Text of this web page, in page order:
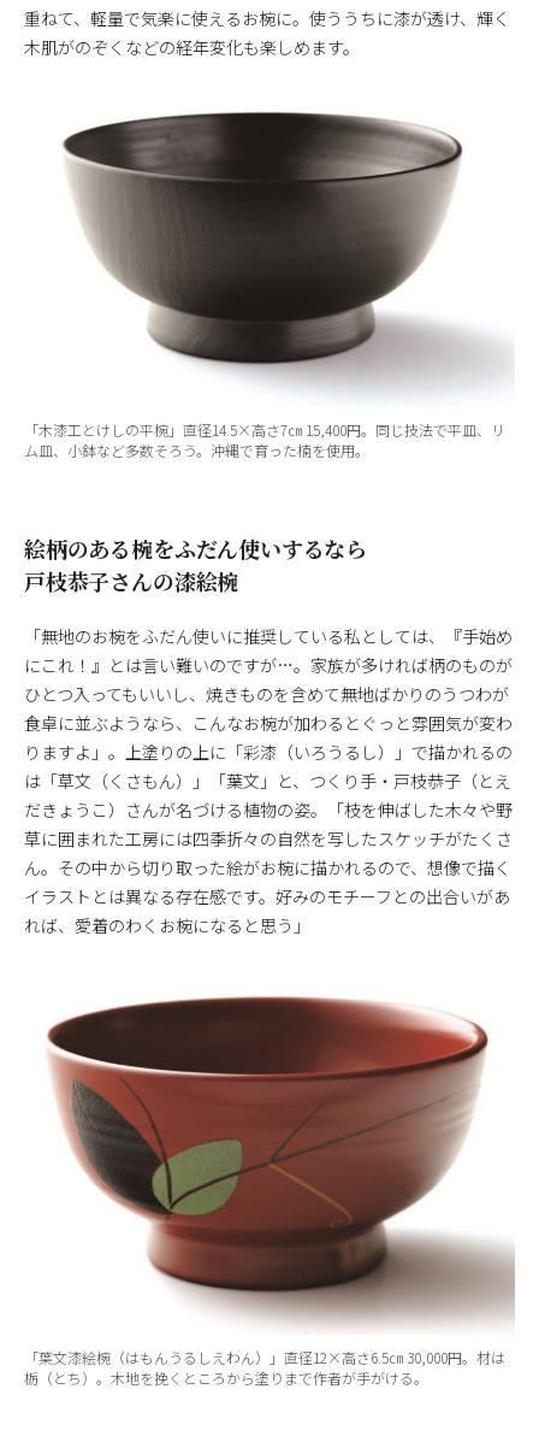
重ねて、軽量で気楽に使えるお椀に。使ううちに漆が透け、輝く
木肌がのぞくなどの経年変化も楽しめます。
「木漆工とけしの平椀」直径14.5×高さ7㎝ 15,400円。同じ技法で平皿、リ
ム皿、小鉢など多数そろう。沖縄で育った楠を使用。
絵柄のある椀をふだん使いするなら
戸枝恭子さんの漆絵椀
「無地のお椀をふだん使いに推奨している私としては、『手始め
にこれ！』とは言い難いのですが…。家族が多ければ柄のものが
ひとつ入ってもいいし、焼きものを含めて無地ばかりのうつわが
食卓に並ぶようなら、こんなお椀が加わるとぐっと雰囲気が変わ
りますよ」。上塗りの上に「彩漆（いろうるし）」で描かれるの
は「草文（くさもん）」「葉文」と、つくり手・戸枝恭子（とえ
だきょうこ）さんが名づける植物の姿。「枝を伸ばした木々や野
草に囲まれた工房には四季折々の自然を写したスケッチがたくさ
ん。その中から切り取った絵がお椀に描かれるので、想像で描く
イラストとは異なる存在感です。好みのモチーフとの出合いがあ
れば、愛着のわくお椀になると思う」
「葉文漆絵椀（はもんうるしえわん）」直径12×高さ6.5㎝ 30,000円。材は
栃（とち）。木地を挽くところから塗りまで作者が手がける。